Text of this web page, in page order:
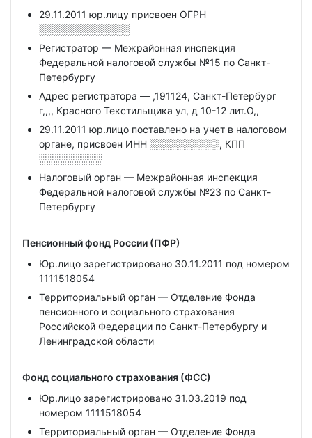
29.11.2011 юр.лицу присвоен ОГРН
░░░░░░░░░░░░░
Регистратор — Межрайонная инспекция
Федеральной налоговой службы №15 по Санкт-
Петербургу
Адрес регистратора — ,191124, Санкт-Петербург
г,,,, Красного Текстильщика ул, д 10-12 лит.О,,
29.11.2011 юр.лицо поставлено на учет в налоговом
органе, присвоен ИНН ░░░░░░░░░░, КПП
░░░░░░░░░
Налоговый орган — Межрайонная инспекция
Федеральной налоговой службы №23 по Санкт-
Петербургу
Пенсионный фонд России (ПФР)
Юр.лицо зарегистрировано 30.11.2011 под номером
1111518054
Территориальный орган — Отделение Фонда
пенсионного и социального страхования
Российской Федерации по Санкт-Петербургу и
Ленинградской области
Фонд социального страхования (ФСС)
Юр.лицо зарегистрировано 31.03.2019 под
номером 1111518054
Территориальный орган — Отделение Фонда